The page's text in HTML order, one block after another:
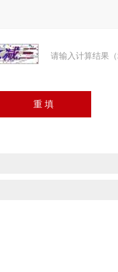
请输入计算结果